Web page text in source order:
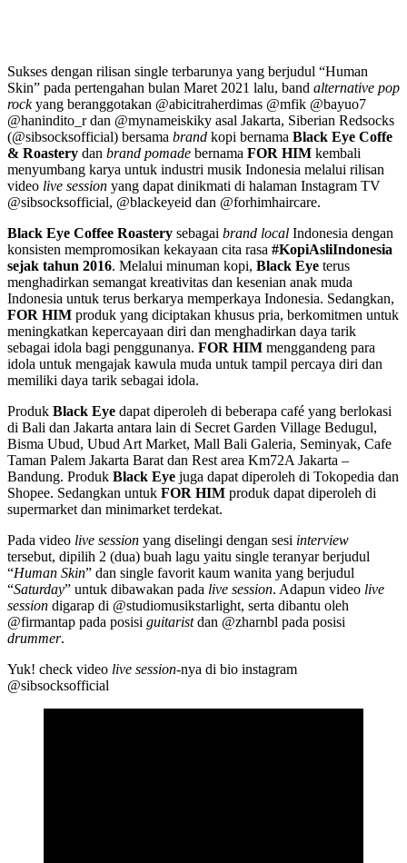
Sukses dengan rilisan single terbarunya yang berjudul “Human
Skin” pada pertengahan bulan Maret 2021 lalu, band alternative pop
rockyang beranggotakan @abicitraherdimas @mfik @bayuo7
@hanindito_r dan @mynameiskiky asal Jakarta, Siberian Redsocks
(@sibsocksofficial) bersama brand kopi bernama Black Eye Coffe
& Roastery dan brand pomade bernama FOR HIM kembali
menyumbang karya untuk industri musik Indonesia melalui rilisan
video live session yang dapat dinikmati di halaman Instagram TV
@sibsocksofficial, @blackeyeid dan @forhimhaircare.
Black Eye Coffee Roastery sebagai brand local Indonesia dengan
konsisten mempromosikan kekayaan cita rasa #KopiAsliIndonesia
sejak tahun 2016. Melalui minuman kopi, Black Eye terus
menghadirkan semangat kreativitas dan kesenian anak muda
Indonesia untuk terus berkarya memperkaya Indonesia. Sedangkan,
FOR HIM produk yang diciptakan khusus pria, berkomitmen untuk
meningkatkan kepercayaan diri dan menghadirkan daya tarik
sebagai idola bagi penggunanya. FOR HIM menggandeng para
idola untuk mengajak kawula muda untuk tampil percaya diri dan
memiliki daya tarik sebagai idola.
Produk Black Eye dapat diperoleh di beberapa café yang berlokasi
di Bali dan Jakarta antara lain di Secret Garden Village Bedugul,
Bisma Ubud, Ubud Art Market, Mall Bali Galeria, Seminyak, Cafe
Taman Palem Jakarta Barat dan Rest area Km72A Jakarta –
Bandung. Produk Black Eye juga dapat diperoleh di Tokopedia dan
Shopee. Sedangkan untuk FOR HIM produk dapat diperoleh di
supermarket dan minimarket terdekat.
Pada video live session yang diselingi dengan sesi interview
tersebut, dipilih 2 (dua) buah lagu yaitu single teranyar berjudul
“Human Skin” dan single favorit kaum wanita yang berjudul
“Saturday” untuk dibawakan pada live session. Adapun video live
session digarap di @studiomusikstarlight, serta dibantu oleh
@firmantap pada posisi guitaristdan @zharnbl pada posisi
drummer.
Yuk! check video live session-nya di bio instagram
@sibsocksofficial